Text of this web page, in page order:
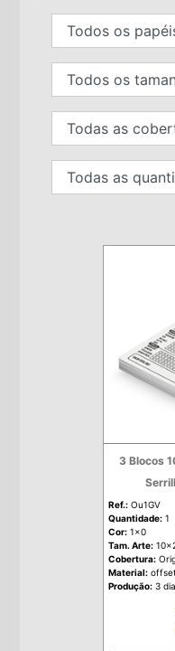
3 Blocos
Ref.: Ou1GV
Quantidade: 1
Cor: 1x0
Tam. Arte:
Cobertura:
Material: offset
Produção: 3